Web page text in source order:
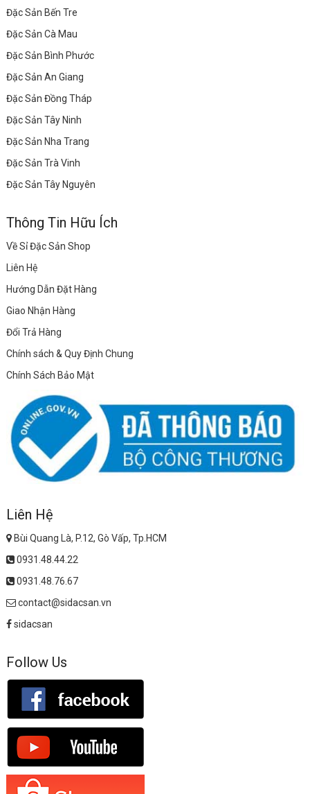
Đặc Sản Bến Tre
Đặc Sản Cà Mau
Đặc Sản Bình Phước
Đặc Sản An Giang
Đặc Sản Đồng Tháp
Đặc Sản Tây Ninh
Đặc Sản Nha Trang
Đặc Sản Trà Vinh
Đặc Sản Tây Nguyên
Thông Tin Hữu Ích
Về Sỉ Đặc Sản Shop
Liên Hệ
Hướng Dẫn Đặt Hàng
Giao Nhận Hàng
Đổi Trả Hàng
Chính sách & Quy Định Chung
Chính Sách Bảo Mật
Liên Hệ
Bùi Quang Là, P.12, Gò Vấp, Tp.HCM
0931.48.44.22
0931.48.76.67
contact@sidacsan.vn
sidacsan
Follow Us